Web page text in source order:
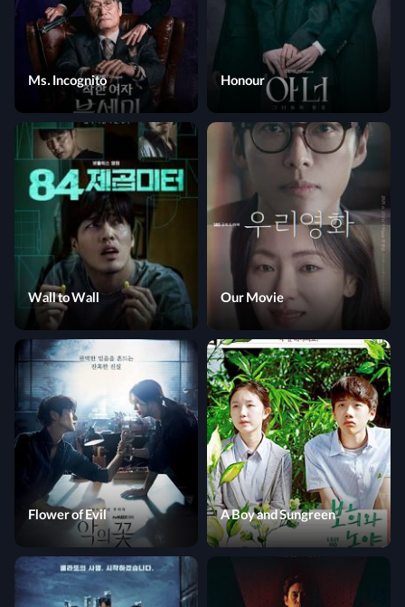
Honour
Ms. Incognito
Our Movie
Wall to Wall
A Boy and Sungreen
Flower of Evil